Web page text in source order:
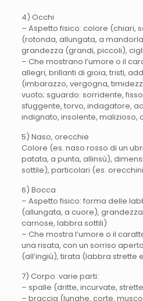
4) Occhi
– Aspetto fisico: colore (chiari,
(rotonda, allungata, a
grandezza (grandi, piccoli),
– Che mostrano l’umore o il
allegri, brillanti di gioia, tristi,
(imbarazzo, vergogna,
vuoto; sguardo: sorridente,
sfuggente, torvo, indagatore,
indignato, insolente, malizioso,
5) Naso, orecchie
Colore (es. naso rosso di un
patata, a punta, allinsù),
sottile), particolari (es.
6) Bocca
– Aspetto fisico: forma delle
(allungata, a cuore),
carnose, labbra sottili)
– Che mostra l’umore o il
una risata, con un sorriso
(all’ingiù), tirata (labbra strette
7) Corpo: varie parti:
– spalle (dritte, incurvate,
– braccia (lunghe, corte,